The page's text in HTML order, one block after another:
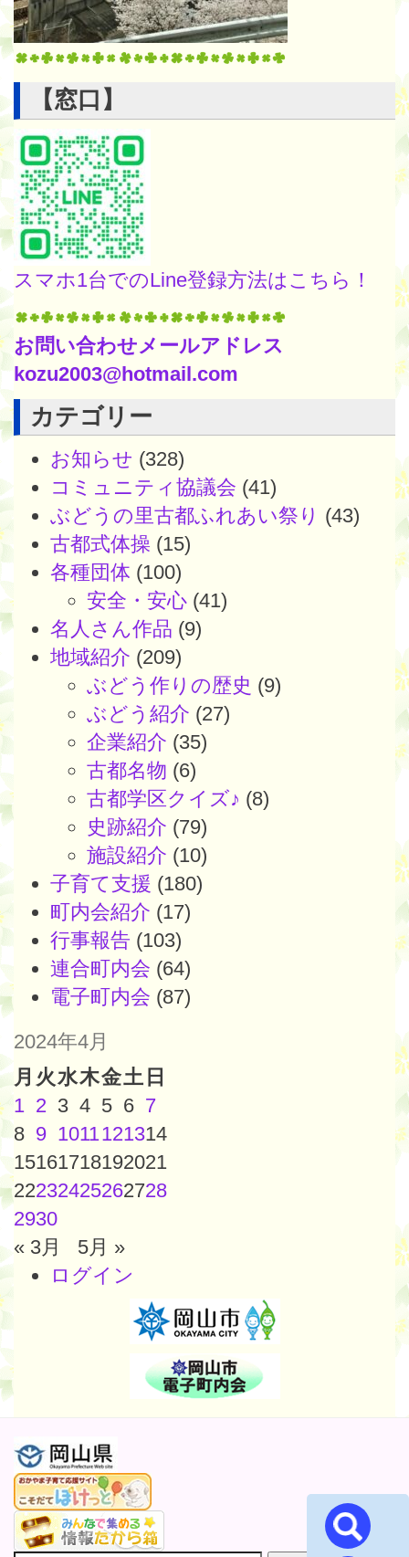
【窓口】
スマホ1台でのLine登録方法はこちら！
お問い合わせメールアドレス
kozu2003@hotmail.com
カテゴリー
お知らせ (328)
コミュニティ協議会 (41)
ぶどうの里古都ふれあい祭り (43)
古都式体操 (15)
各種団体 (100)
安全・安心 (41)
名人さん作品 (9)
地域紹介 (209)
ぶどう作りの歴史 (9)
ぶどう紹介 (27)
企業紹介 (35)
古都名物 (6)
古都学区クイズ♪ (8)
史跡紹介 (79)
施設紹介 (10)
子育て支援 (180)
町内会紹介 (17)
行事報告 (103)
連合町内会 (64)
電子町内会 (87)
2024年4月
月 火水木金土 日
1 2 3 4 5 6 7
8 9 1011121314
15161718192021
22232425262728
2930
« 3月
5月 »
ログイン